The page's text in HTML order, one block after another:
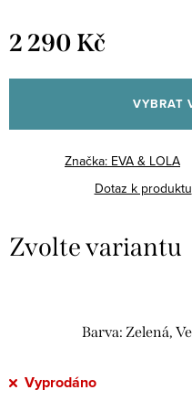
2 290 Kč
cena:
VYBRAT
Značka: EVA & LOLA
Dotaz k produktu
Barva: Zelená,
Vyprodáno